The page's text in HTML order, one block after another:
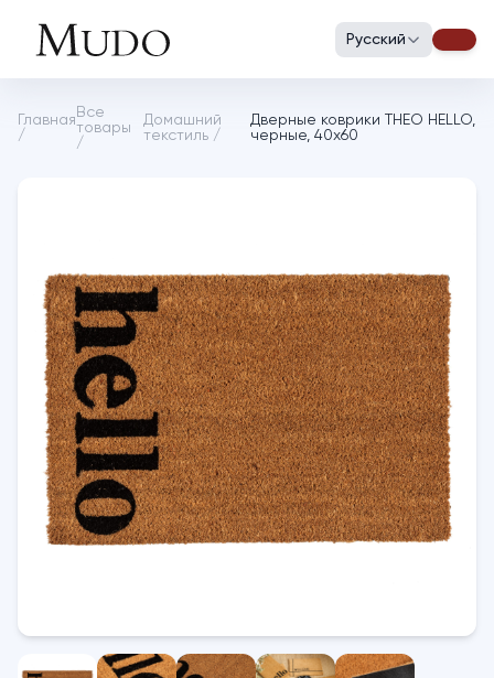
Русский
Главная
/
Все
товары
/
Домашний
текстиль/
Дверные коврики THEO HELLO,
черные, 40х60